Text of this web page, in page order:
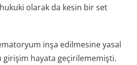
olarak da kesin bir set
inşa edilmesine yasal
girişim hayata geçirilememişti.